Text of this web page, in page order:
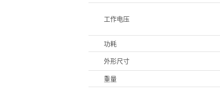
工作电压
功耗
外形尺寸
重量